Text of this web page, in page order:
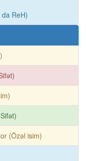
ReH)
(Özəl isim)